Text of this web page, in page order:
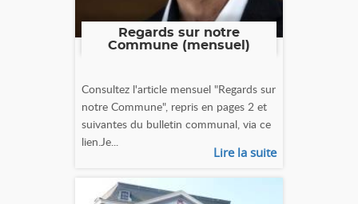
Regards sur notre
Commune (mensuel)
Consultez l'article mensuel "Regards sur
notre Commune", repris en pages 2 et
suivantes du bulletin communal, via ce
lien.Je...
Lire la suite